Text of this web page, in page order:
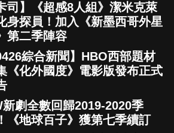
司】《超感8人組》潔米克萊
身探員！加入《新墨西哥外星
第二季陣容
綜合新聞】HBO西部題材
《化外國度》電影版發布正式
新劇全數回歸2019-2020季
《地球百子》獲第七季續訂